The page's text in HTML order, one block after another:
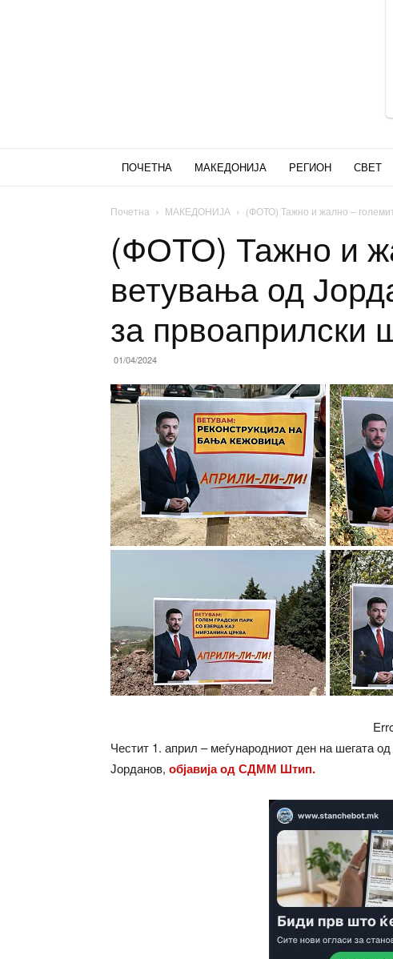
ПОЧЕТНА МАКЕДОНИЈА РЕГИОН СВЕТ
Почетна МАКЕДОНИЈА (ФОТО) Тажно и жално –
(ФОТО) Тажно и
ветувања од
за првоаприлски
01/04/2024
Честит 1. април – меѓународниот ден на шегата
Јорданов, објавија од СДММ Штип.